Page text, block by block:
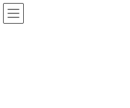
コ
ン
ナ
ビ